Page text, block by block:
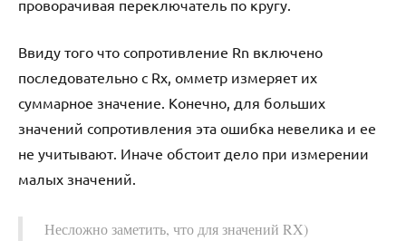
проворачивая переключатель по кругу.
Ввиду того что сопротивление Rn включено
последовательно с Rx, омметр измеряет их
суммарное значение. Конечно, для больших
значений сопротивления эта ошибка невелика и ее
не учитывают. Иначе обстоит дело при измерении
малых значений.
Несложно заметить, что для значений RX)